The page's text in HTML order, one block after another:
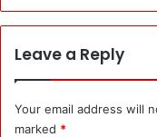
र
:
बु
द
शा
में
क्षा
बो
`
I
Leave a Reply
Your email address will
marked *